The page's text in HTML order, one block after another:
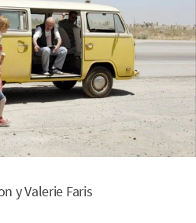
y Valerie Faris